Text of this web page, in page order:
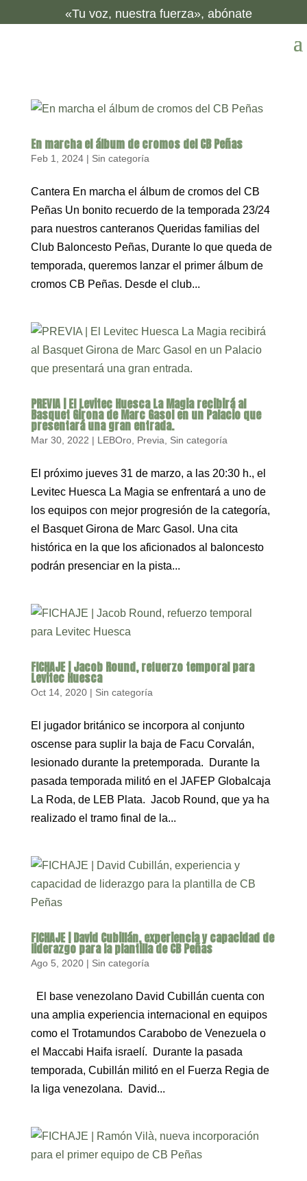
«Tu voz, nuestra fuerza», abónate
En marcha el álbum de cromos del CB Peñas
Feb 1, 2024| Sin categoría
Cantera En marcha el álbum de cromos del CB
Peñas Un bonito recuerdo de la temporada 23/24
para nuestros canteranos Queridas familias del
Club Baloncesto Peñas, Durante lo que queda de
temporada, queremos lanzar el primer álbum de
cromos CB Peñas. Desde el club...
PREVIA | El Levitec Huesca La Magia recibirá al
Basquet Girona de Marc Gasol en un Palacio que
presentará una gran entrada.
Mar 30, 2022 | LEBOro, Previa Sin categoría
El próximo jueves 31 de marzo, a las 20:30 h., el
Levitec Huesca La Magia se enfrentará a uno de
los equipos con mejor progresión de la categoría,
el Basquet Girona de Marc Gasol. Una cita
histórica en la que los aficionados al baloncesto
podrán presenciar en la pista...
FICHAJE | Jacob Round, refuerzo temporal para
Levitec Huesca
Oct 14, 2020| Sin categoría
El jugador británico se incorpora al conjunto
oscense para suplir la baja de Facu Corvalán,
lesionado durante la pretemporada. Durante la
pasada temporada militó en el JAFEP Globalcaja
La Roda, de LEB Plata. Jacob Round, que ya ha
realizado el tramo final de la...
FICHAJE | David Cubillán, experiencia y capacidad de
liderazgo para la plantilla de CB Peñas
Ago 5, 2020| Sin categoría
El base venezolano David Cubillán cuenta con
una amplia experiencia internacional en equipos
como el Trotamundos Carabobo de Venezuela o
el Maccabi Haifa israelí. Durante la pasada
temporada, Cubillán militó en el Fuerza Regia de
la liga venezolana. David...